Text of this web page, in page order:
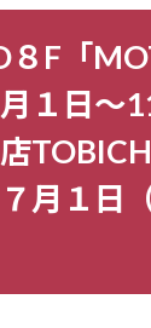
８F「
１日〜
月１日